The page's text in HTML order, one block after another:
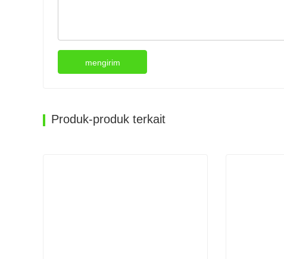
mengirim
Produk-produk terkait